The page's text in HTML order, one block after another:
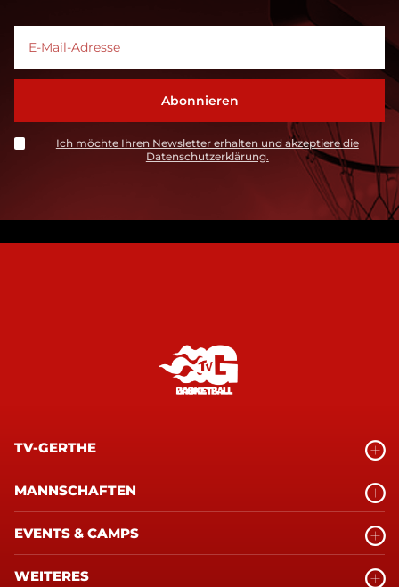
Ich möchte Ihren Newsletter erhalten und akzeptiere die
Datenschutzerklärung.
TV-GERTHE
MANNSCHAFTEN
EVENTS & CAMPS
WEITERES